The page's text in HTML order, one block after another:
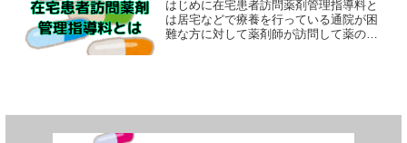
はじめに在宅患者訪問薬剤管理指導料と
は居宅などで療養を行っている通院が困
難な方に対して薬剤師が訪問して薬の管